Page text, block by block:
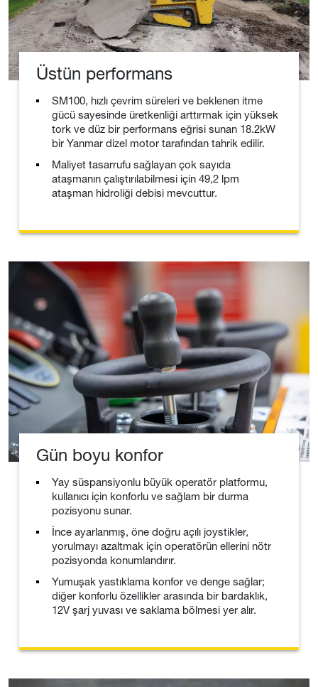
Üstün performans
SM100, hızlı çevrim süreleri ve beklenen itme
gücü sayesinde üretkenliği arttırmak için yüksek
tork ve düz bir performans eğrisi sunan 18.2kW
bir Yanmar dizel motor tarafından tahrik edilir.
Maliyet tasarrufu sağlayan çok sayıda
ataşmanın çalıştırılabilmesi için 49,2 lpm
ataşman hidroliği debisi mevcuttur.
Gün boyu konfor
Yay süspansiyonlu büyük operatör platformu,
kullanıcı için konforlu ve sağlam bir durma
pozisyonu sunar.
İnce ayarlanmış, öne doğru açılı joystikler,
yorulmayı azaltmak için operatörün ellerini nötr
pozisyonda konumlandırır.
Yumuşak yastıklama konfor ve denge sağlar;
diğer konforlu özellikler arasında bir bardaklık,
12V şarj yuvası ve saklama bölmesi yer alır.